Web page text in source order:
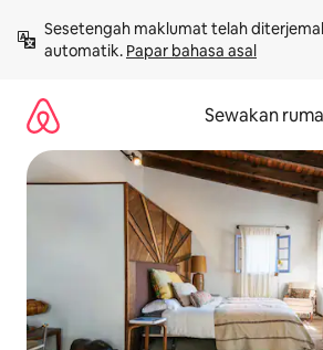
kandungan
Sesetengah maklumat telah
automatik. Papar bahasa asal
Sewakan